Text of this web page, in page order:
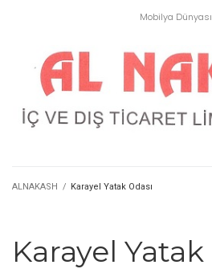
Mobilya Dünyası
ALNAKASH / Karayel Yatak Odası
Karayel Yatak